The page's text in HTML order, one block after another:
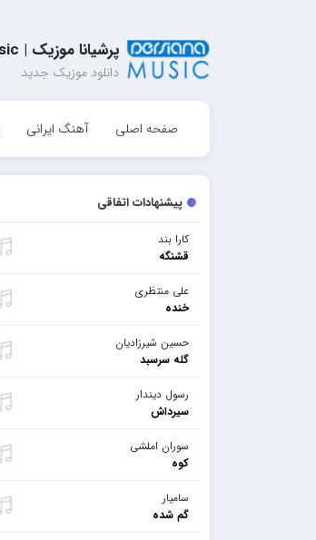
پرشیانا موزیک | Persiana Music
دانلود موزیک جدید
صفحه اصلی آهنگ ایرانی
پیشنهادات اتفاقی
کارا بند
قشنگه
علی منتظری
خنده
حسین شیرزادیان
گله سرسبد
رسول دیندار
سیرداش
سوران املشی
کوه
سامیار
گم شده